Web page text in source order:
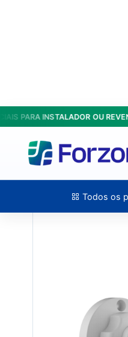
INSTALADOR OU
Todos os
Início/Produtos /CFTV/